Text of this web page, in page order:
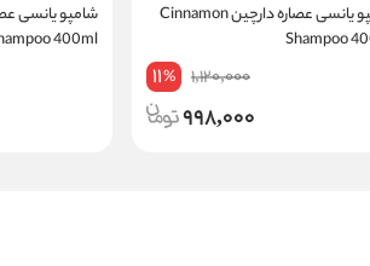
شامپو یانسی عصاره دارچین Cinnamon
Shampoo
1,120,000
11%
998,000
شامپو یانسی
400ml